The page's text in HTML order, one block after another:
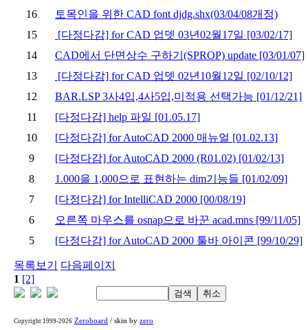
16
토목인을 위한 CAD font djdg.shx(03/04/08개정)
15
[다정다감] for CAD 업뎃 03년02월17일 [03/02/17]
14
CAD에서 단면상수 구하기(SPROP) update [03/01/07]
13
[다정다감] for CAD 업뎃 02년10월12일 [02/10/12]
12
BAR.LSP 3사4입,4사5입,미적용 선택가능 [01/12/21]
11
[다정다감] help 파일 [01.05.17]
10
[다정다감] for AutoCAD 2000 매뉴얼 [01.02.13]
9
[다정다감] for AutoCAD 2000 (R01.02) [01/02/13]
8
1.000을 1,000으로 표현하는 dim기능들 [01/02/09]
7
[다정다감] for IntelliCAD 2000 [00/08/19]
6
오른쪽 마우스를 osnap으로 바꾼 acad.mns [99/11/05]
5
[다정다감] for AutoCAD 2000 툴바 아이콘 [99/10/29]
목록보기
다음페이지
1 [2]
Copyright 1999-2026 Zeroboard / skin by zero